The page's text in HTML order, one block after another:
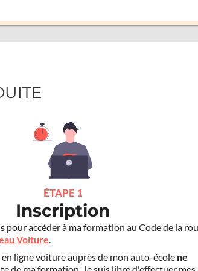
ÉTAPE 1
Inscription
pour accéder à ma formation au Code de la
Voiture.
ligne voiture auprès de mon auto-école ne